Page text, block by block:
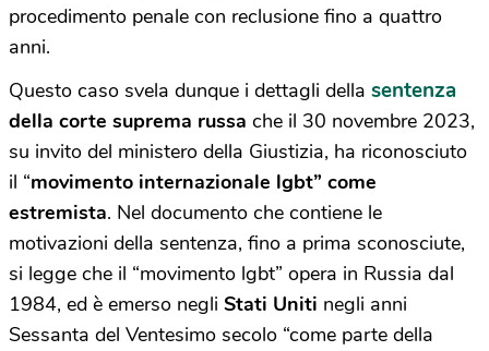
procedimento penale con reclusione fino a quattro
anni.
Questo caso svela dunque i dettagli della sentenza
della corte suprema russa che il 30 novembre 2023,
su invito del ministero della Giustizia, ha riconosciuto
il “movimento internazionale lgbt” come
estremista. Nel documento che contiene le
motivazioni della sentenza, fino a prima sconosciute,
si legge che il “movimento lgbt” opera in Russia dal
1984, ed è emerso negli Stati Uniti negli anni
Sessanta del Ventesimo secolo “come parte della